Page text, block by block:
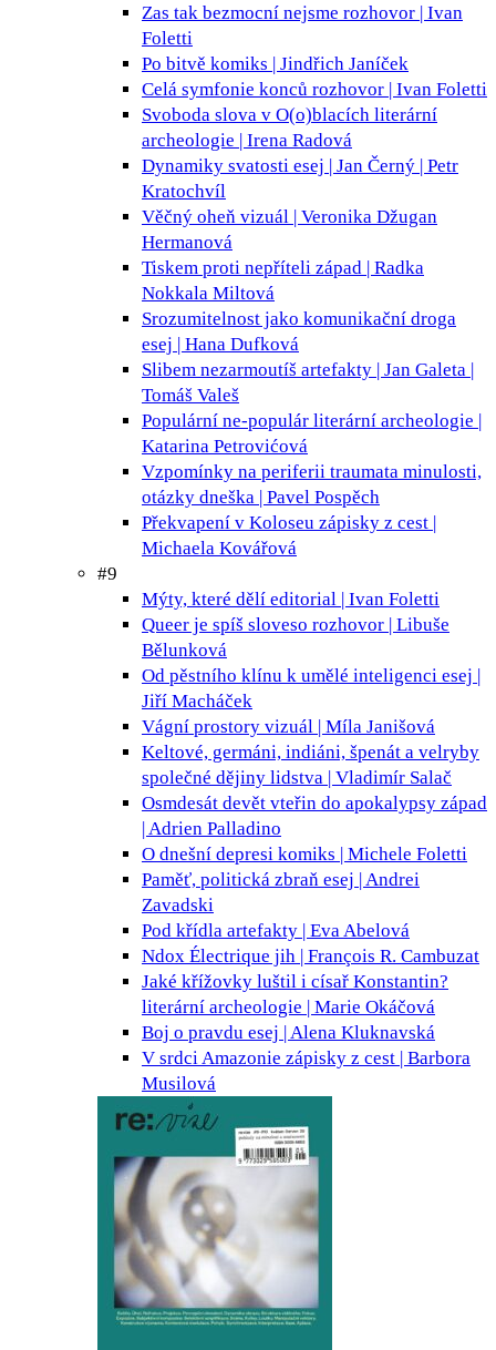
Zas tak bezmocní nejsme rozhovor | Ivan
Foletti
Po bitvě komiks | Jindřich Janíček
Celá symfonie konců rozhovor | Ivan Foletti
Svoboda slova v O(o)blacích literární
archeologie | Irena Radová
Dynamiky svatosti esej | Jan Černý | Petr
Kratochvíl
Věčný oheň vizuál | Veronika Džugan
Hermanová
Tiskem proti nepříteli západ | Radka
Nokkala Miltová
Srozumitelnost jako komunikační droga
esej | Hana Dufková
Slibem nezarmoutíš artefakty | Jan Galeta |
Tomáš Valeš
Populární ne-populár literární archeologie |
Katarina Petrovićová
Vzpomínky na periferii traumata minulosti,
otázky dneška | Pavel Pospěch
Překvapení v Koloseu zápisky z cest |
Michaela Kovářová
#9
Mýty, které dělí editorial | Ivan Foletti
Queer je spíš sloveso rozhovor | Libuše
Bělunková
Od pěstního klínu k umělé inteligenci esej |
Jiří Macháček
Vágní prostory vizuál | Míla Janišová
Keltové, germáni, indiáni, špenát a velryby
společné dějiny lidstva | Vladimír Salač
Osmdesát devět vteřin do apokalypsy západ
| Adrien Palladino
O dnešní depresi komiks | Michele Foletti
Paměť, politická zbraň esej | Andrei
Zavadski
Pod křídla artefakty | Eva Abelová
Ndox Électrique jih | François R. Cambuzat
Jaké křížovky luštil i císař Konstantin?
literární archeologie | Marie Okáčová
Boj o pravdu esej | Alena Kluknavská
V srdci Amazonie zápisky z cest | Barbora
Musilová